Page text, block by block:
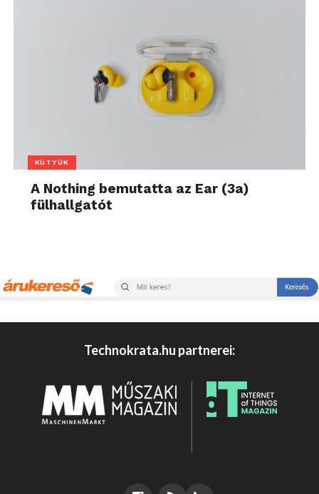
KÜTYÜK
A Nothing bemutatta az Ear (3a)
fülhallgatót
Technokrata.hu partnerei: